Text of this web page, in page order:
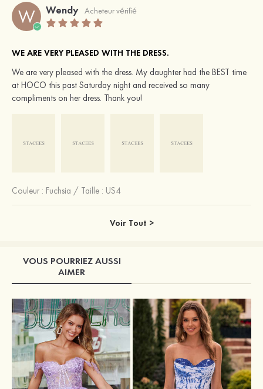
W Wendy Acheteur vérifié
WE ARE VERY PLEASED WITH THE DRESS.
We are very pleased with the dress. My daughter had the BEST time
at HOCO this past Saturday night and received so many
compliments on her dress. Thank you!
Couleur : Fuchsia / Taille : US4
Voir Tout >
VOUS POURRIEZ AUSSI
AIMER